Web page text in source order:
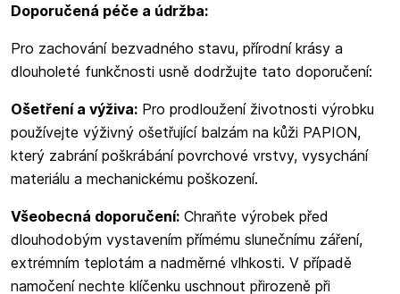
Doporučená péče a údržba:
Pro zachování bezvadného stavu, přírodní krásy a
dlouholeté funkčnosti usně dodržujte tato doporučení:
Ošetření a výživa: Pro prodloužení životnosti výrobku
používejte výživný ošetřující balzám na kůži PAPION,
který zabrání poškrábání povrchové vrstvy, vysychání
materiálu a mechanickému poškození.
Všeobecná doporučení: Chraňte výrobek před
dlouhodobým vystavením přímému slunečnímu záření,
extrémním teplotám a nadměrné vlhkosti. V případě
namočení nechte klíčenku uschnout přirozeně při